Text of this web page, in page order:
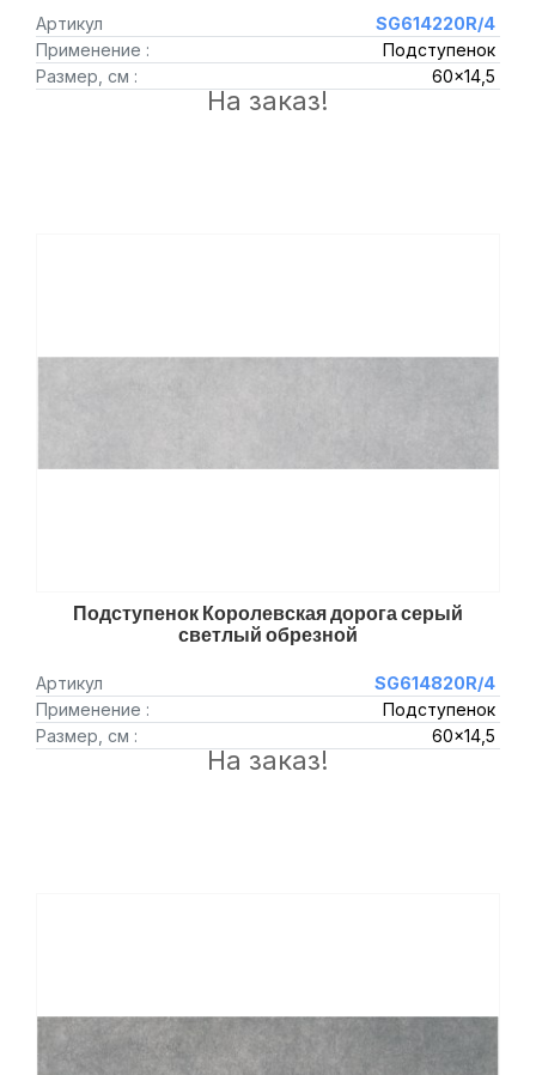
Артикул
SG614220R/4
Применение :
Подступенок
Размер, см :
60x14,5
На заказ!
Подступенок Королевская дорога серый
светлый обрезной
Артикул
SG614820R/4
Применение :
Подступенок
Размер, см :
60x14,5
На заказ!